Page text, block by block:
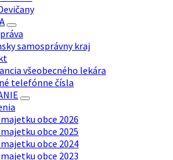
samosprávny kraj
všeobecného lekára
telefónne čísla
obce 2026
obce 2025
obce 2024
obce 2023